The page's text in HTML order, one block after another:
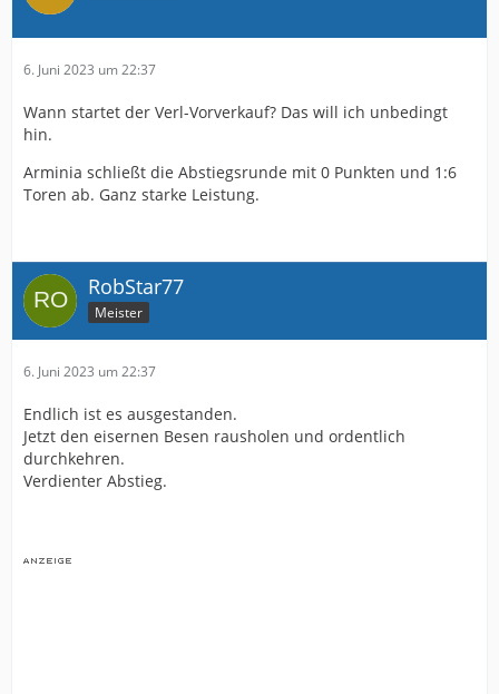
6. Juni 2023 um 22:37
Wann startet der Verl-Vorverkauf? Das will ich unbedingt
hin.
Arminia schließt die Abstiegsrunde mit 0 Punkten und 1:6
Toren ab. Ganz starke Leistung.
RobStar77
Meister
6. Juni 2023 um 22:37
Endlich ist es ausgestanden.
Jetzt den eisernen Besen rausholen und ordentlich
durchkehren.
Verdienter Abstieg.